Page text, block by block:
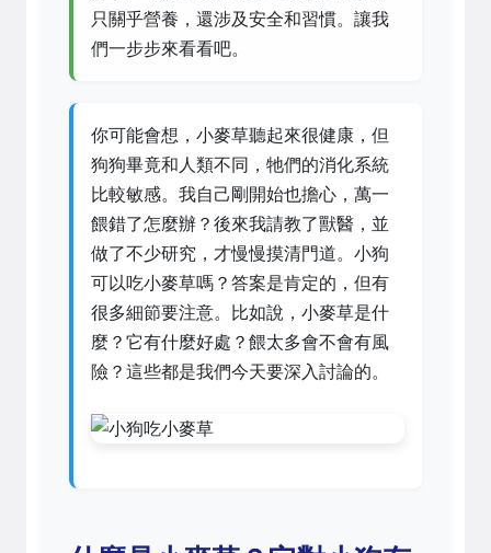
只關乎營養，還涉及安全和習慣。讓我
們一步步來看看吧。
你可能會想，小麥草聽起來很健康，但
狗狗畢竟和人類不同，牠們的消化系統
比較敏感。我自己剛開始也擔心，萬一
餵錯了怎麼辦？後來我請教了獸醫，並
做了不少研究，才慢慢摸清門道。小狗
可以吃小麥草嗎？答案是肯定的，但有
很多細節要注意。比如說，小麥草是什
麼？它有什麼好處？餵太多會不會有風
險？這些都是我們今天要深入討論的。